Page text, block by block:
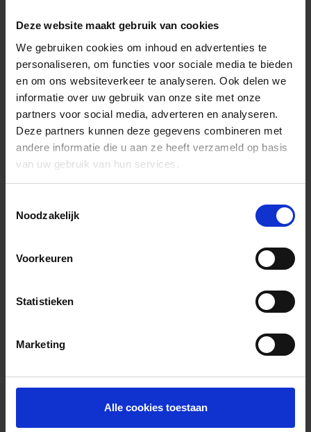
Deze website maakt gebruik van cookies
We gebruiken cookies om inhoud en advertenties te
personaliseren, om functies voor sociale media te bieden
en om ons websiteverkeer te analyseren. Ook delen we
informatie over uw gebruik van onze site met onze
partners voor social media, adverteren en analyseren.
Deze partners kunnen deze gegevens combineren met
andere informatie die u aan ze heeft verzameld op basis
van uw gebruik van hun services.
Noodzakelijk
Voorkeuren
Statistieken
Marketing
Alle cookies toestaan